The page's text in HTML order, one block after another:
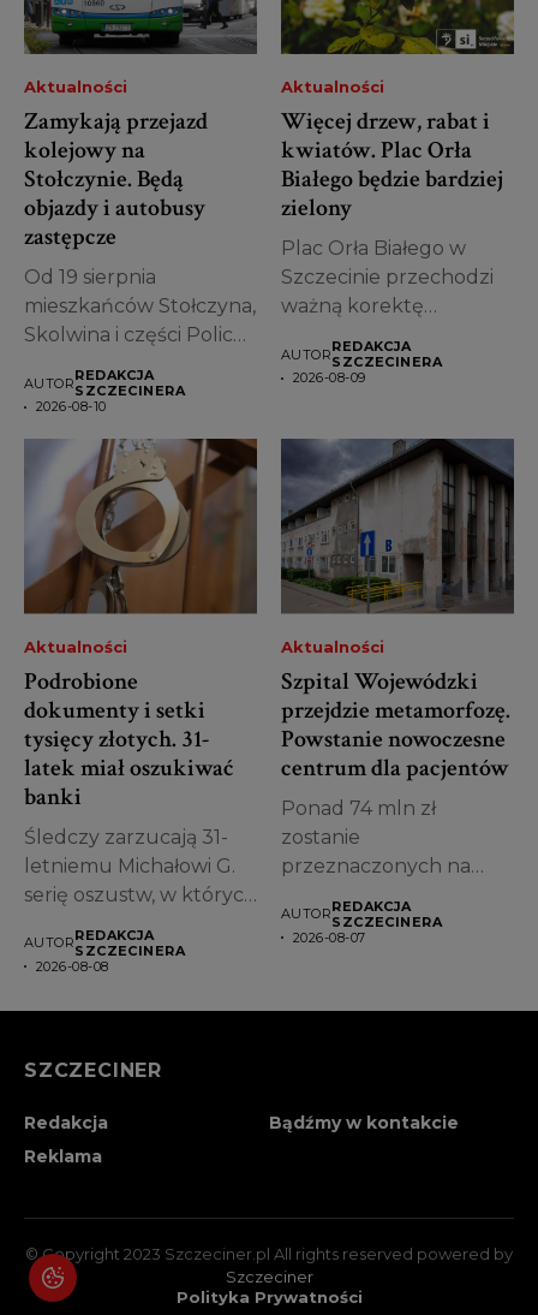
Aktualności
Zamykają przejazd
kolejowy na
Stołczynie. Będą
objazdy i autobusy
zastępcze
Od 19 sierpnia
mieszkańców Stołczyna,
Skolwina i części Polic
AUTORREDAKCJA
SZCZECINERA
2026-08-10
Aktualności
Więcej drzew, rabat i
kwiatów. Plac Orła
Białego będzie bardziej
zielony
Plac Orła Białego w
Szczecinie przechodzi
ważną korektę
zdecydowało, że...
AUTORREDAKCJA
SZCZECINERA
2026-08-09
Aktualności
Podrobione
dokumenty i setki
tysięcy złotych. 31-
latek miał oszukiwać
banki
Śledczy zarzucają 31-
letniemu Michałowi G.
serię oszustw, w których
AUTORREDAKCJA
SZCZECINERA
2026-08-08
Aktualności
Szpital Wojewódzki
przejdzie metamorfozę.
Powstanie nowoczesne
centrum dla pacjentów
Ponad 74 mln zł
zostanie
przeznaczonych na
najstarszych obiektów...
AUTORREDAKCJA
SZCZECINERA
2026-08-07
SZCZECINER
Redakcja
Bądźmy w kontakcie
Reklama
© Copyright 2023 Szczeciner.pl All rights reserved powered by
Szczeciner
Polityka Prywatności